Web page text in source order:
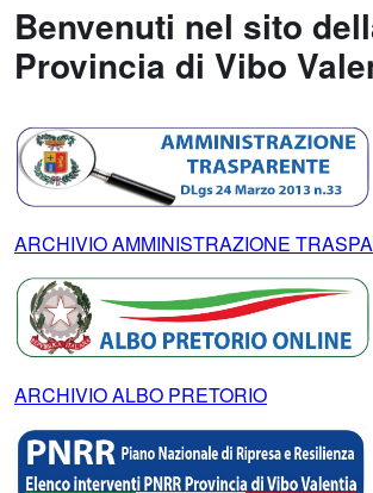
Benvenuti nel sito
Provincia di Vibo
ARCHIVIO AMMINISTRAZIONE
ARCHIVIO ALBO PRETORIO